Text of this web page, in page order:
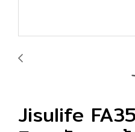
Jisulife